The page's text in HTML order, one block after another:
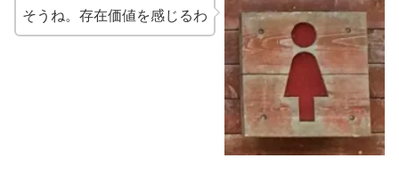
そうね。存在価値を感じるわ